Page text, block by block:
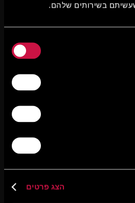
בשירותים שלהם.
הצג פרטים